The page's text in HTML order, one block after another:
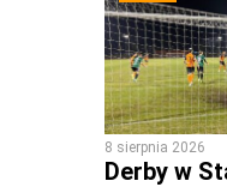
8 sierpnia 2026
Derby w